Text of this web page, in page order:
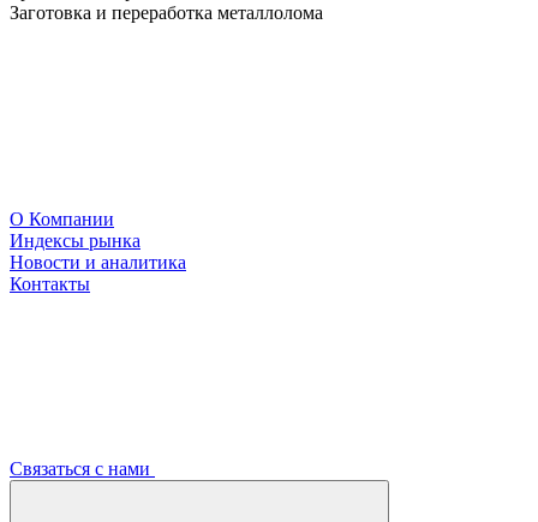
Заготовка и переработка металлолома
О Компании
Индексы рынка
Новости и аналитика
Контакты
Связаться с нами